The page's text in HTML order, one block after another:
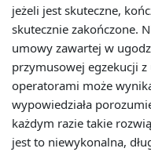
jeżeli jest skuteczne,
skutecznie zakończone.
umowy zawartej w
przymusowej egzekucji
operatorami może
wypowiedziała
każdym razie takie
jest to niewykonalna,